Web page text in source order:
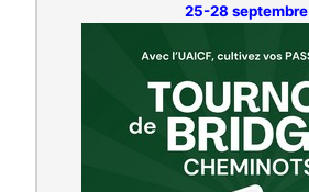
25-28 septembre